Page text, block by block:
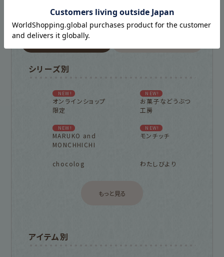
古川紙工プロダクトトップ
シリーズ別
NEW!
オンラインショップ
限定
NEW!
お菓子などうぶつ
工房
NEW!
MARUKO and
MONCHHICHI
NEW!
モンチッチ
chocolog わたしびより
もっと見る
アイテム別